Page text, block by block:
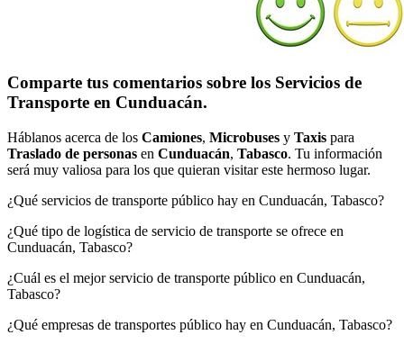
Comparte tus comentarios sobre los Servicios de
Transporte en Cunduacán.
Háblanos acerca de los Camiones, Microbuses y Taxis para
Traslado de personas en Cunduacán, Tabasco. Tu información
será muy valiosa para los que quieran visitar este hermoso lugar.
¿Qué servicios de transporte público hay en Cunduacán, Tabasco?
¿Qué tipo de logística de servicio de transporte se ofrece en
Cunduacán, Tabasco?
¿Cuál es el mejor servicio de transporte público en Cunduacán,
Tabasco?
¿Qué empresas de transportes público hay en Cunduacán, Tabasco?